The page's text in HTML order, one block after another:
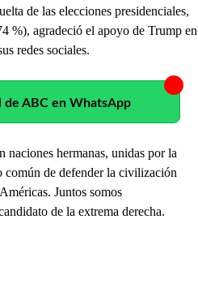
de las elecciones presidenciales,
%), agradeció el apoyo de Trump en
redes sociales.
de ABC en WhatsApp
hermanas, unidas por la
común de defender la civilización
Juntos somos
de la extrema derecha.